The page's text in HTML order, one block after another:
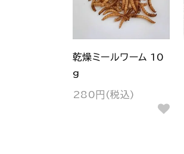
乾燥ミールワーム 10
g
280円(税込)